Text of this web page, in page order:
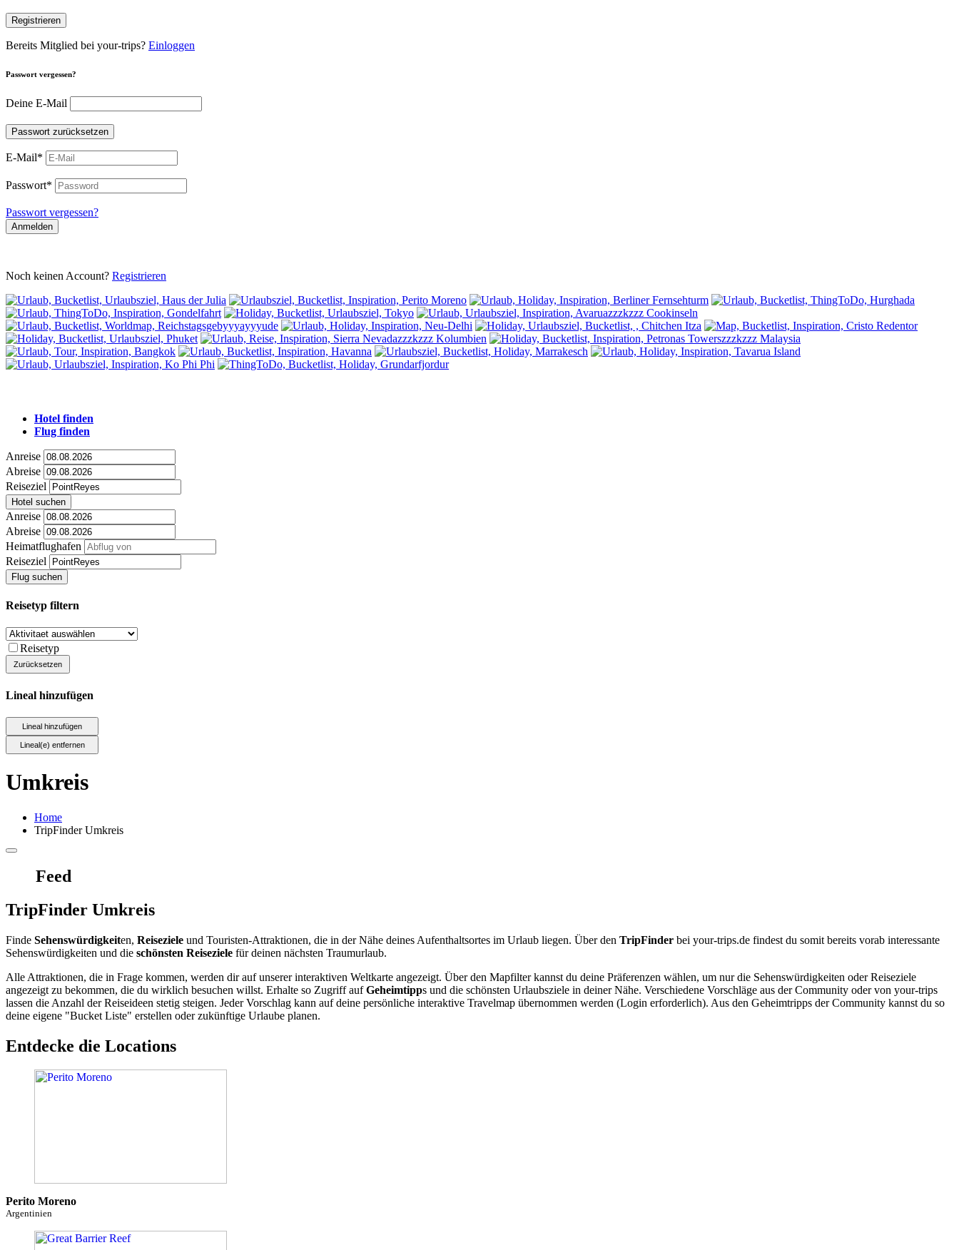
Registrieren
Bereits Mitglied bei your-trips? Einloggen
Passwort vergessen?
Deine E-Mail
Passwort zurücksetzen
E-Mail*
Passwort*
Passwort vergessen?
Anmelden
Noch keinen Account? Registrieren
Hotel finden
Flug finden
Anreise
Abreise
Reiseziel
Hotel suchen
Anreise
Abreise
Heimatflughafen
Reiseziel
Flug suchen
Reisetyp filtern
Reisetyp
Lineal hinzufügen
Umkreis
Home
TripFinder Umkreis
Feed
TripFinder Umkreis
Finde Sehenswürdigkeiten, Reiseziele und Touristen-Attraktionen, die in der Nähe deines Aufenthaltsortes im Urlaub liegen. Über den TripFinder bei your-trips.de findest du somit bereits vorab interessante
Sehenswürdigkeiten und die schönsten Reiseziele für deinen nächsten Traumurlaub.
Alle Attraktionen, die in Frage kommen, werden dir auf unserer interaktiven Weltkarte angezeigt. Über den Mapfilter kannst du deine Präferenzen wählen, um nur die Sehenswürdigkeiten oder Reiseziele
angezeigt zu bekommen, die du wirklich besuchen willst. Erhalte so Zugriff aufGeheimtipps und die schönsten Urlaubsziele in deiner Nähe. Verschiedene Vorschläge aus der Community oder von your-trips
lassen die Anzahl der Reiseideen stetig steigen. Jeder Vorschlag kann auf deine persönliche interaktive Travelmap übernommen werden (Login erforderlich). Aus den Geheimtripps der Community kannst du so
deine eigene "Bucket Liste" erstellen oder zukünftige Urlaube planen.
Entdecke die Locations
Perito Moreno
Argentinien